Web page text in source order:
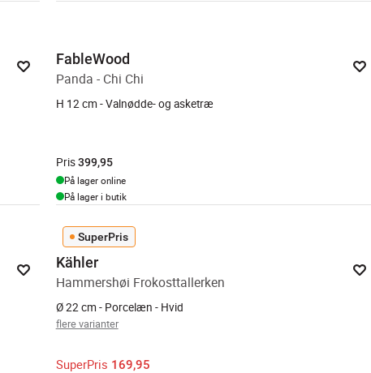
FableWood
Panda - Chi Chi
H 12 cm - Valnødde- og asketræ
Pris 399,95
På lager online
På lager i butik
SuperPris
Kähler
Hammershøi Frokosttallerken
Ø 22 cm - Porcelæn - Hvid
flere varianter
SuperPris 169,95